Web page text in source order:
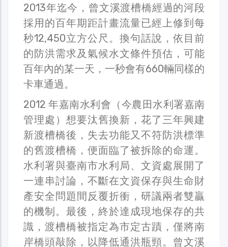
2013年迄今，曾文溪渡槽橋經過的河段
採用的百年期距計畫流量已經上修到每
秒12,450立方公尺。換句話說，依目前
的防洪需求及氣候水文條件預估，可能
百年內的某一天，一秒會有660輛同樣的
卡車通過。
2012 年嘉南水利會（今農田水利署嘉南
管理處）想要汰舊換新，花了三年興建
新渡槽橋後，失去功能又不符防洪標準
的舊渡槽橋，便面臨了被拆除的命運。
水利署與臺南市水利局、文資處展開了
一連串討論，不斷在文資保存與生命財
產安全問題間反覆折衝，研議兩者雙贏
的機制。最後，終於達成現地保存的共
識，渡槽橋被指定為市定古蹟，僅將南
岸橋頭敲除，以降低通洪瓶頸。曾文溪